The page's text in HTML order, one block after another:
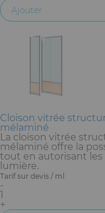
Ajouter
Cloison vitrée
mélaminé
La cloison vitrée
mélaminé offre la
tout en autorisant les
lumière.
Tarif sur devis / ml
-
1
+